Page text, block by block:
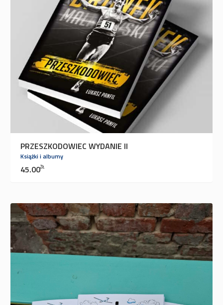
PRZESZKODOWIEC WYDANIE II
Książki i albumy
45.00ZŁ